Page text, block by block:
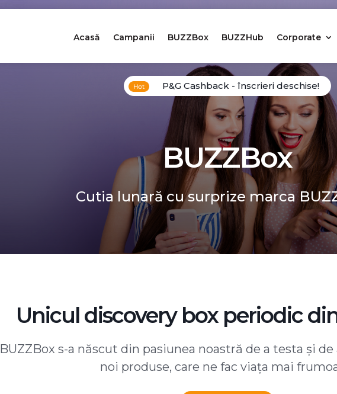
Acasă Campanii BUZZBox BUZZHub Corporate
P&G Cashback - înscrieri deschise!
BUZZBox
Cutia lunară cu surprize marca
Unicul discovery box periodic
BUZZBox s-a născut din pasiunea noastră de a testa și
noi produse, care ne fac viața mai